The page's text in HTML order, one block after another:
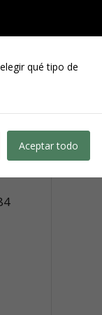
qué tipo de
Aceptar todo